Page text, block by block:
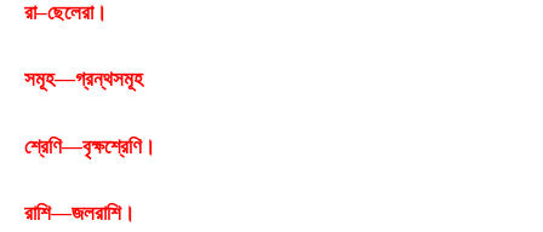
রা–ছেলেরা।
সমূহ—গ্রন্থসমূহ
শ্রেণি—বৃক্ষশ্রেণি।
রাশি—জলরাশি।